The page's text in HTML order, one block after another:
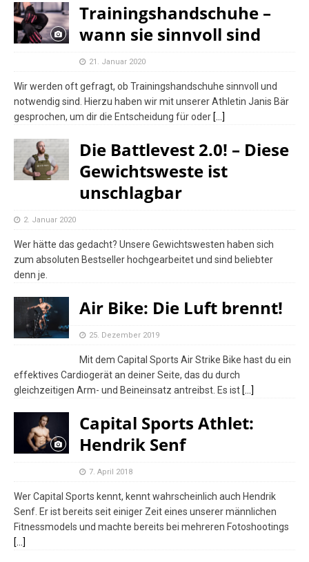
Trainingshandschuhe –
wann sie sinnvoll sind
21. Januar 2020
Wir werden oft gefragt, ob Trainingshandschuhe sinnvoll und
notwendig sind. Hierzu haben wir mit unserer Athletin Janis Bär
gesprochen, um dir die Entscheidung für oder […]
Die Battlevest 2.0! – Diese
Gewichtsweste ist
unschlagbar
2. Januar 2020
Wer hätte das gedacht? Unsere Gewichtswesten haben sich
zum absoluten Bestseller hochgearbeitet und sind beliebter
denn je.
Air Bike: Die Luft brennt!
25. Dezember 2019
Mit dem Capital Sports Air Strike Bike hast du ein
effektives Cardiogerät an deiner Seite, das du durch
gleichzeitigen Arm- und Beineinsatz antreibst. Es ist […]
Capital Sports Athlet:
Hendrik Senf
7. April 2018
Wer Capital Sports kennt, kennt wahrscheinlich auch Hendrik
Senf. Er ist bereits seit einiger Zeit eines unserer männlichen
Fitnessmodels und machte bereits bei mehreren Fotoshootings
[…]